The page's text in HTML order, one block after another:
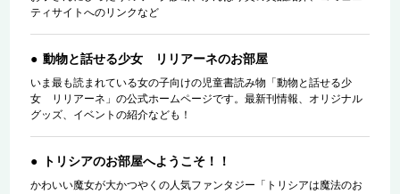
ティサイトへのリンクなど
動物と話せる少女 リリアーネのお部屋
いま最も読まれている女の子向けの児童書読み物「動物と話せる少
女 リリアーネ」の公式ホームページです。最新刊情報、オリジナル
グッズ、イベントの紹介なども！
トリシアのお部屋へようこそ！！
かわいい魔女が大かつやくの人気ファンタジー「トリシアは魔法のお